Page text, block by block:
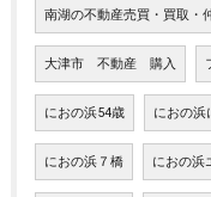
南湖の不動産売買・買取・
大津市 不動産 購入
におの浜54歳 におの浜
におの浜７橋 におの浜